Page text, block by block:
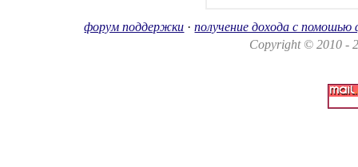
форум поддержки ·получение дохода с помошью
Copyright © 2010 -